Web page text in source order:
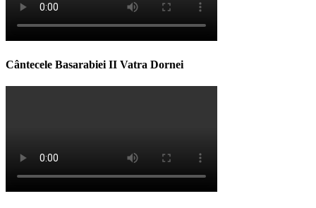
Cântecele Basarabiei II Vatra Dornei